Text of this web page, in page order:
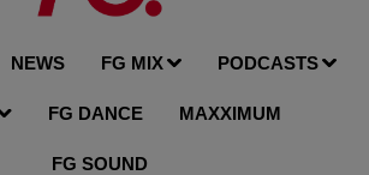
NEWS FG MIX PODCASTS
FG DANCE MAXXIMUM
FG SOUND